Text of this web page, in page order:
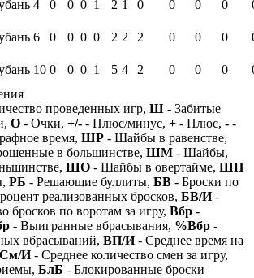
4 0 0 0 1 2 1 0 0 0 0
6 0 0 0 0 2 2 2 0 0 0
10 0 0 0 1 5 4 2 0 0 0
проведенных игр, Ш - Забитые
О - Очки, +/- - Плюс/минус, + - Плюс, - -
время, ШР - Шайбы в равенстве,
в большинстве, ШМ - Шайбы,
ШО - Шайбы в овертайме, ШП
РБ - Решающие буллиты, БВ - Броски по
реализованных бросков, БВ/И-
бросков по воротам за игру, Вбр -
- Выигранные вбрасывания, %Вбр -
вбрасываний, ВП/И- Среднее время на
См/И- Среднее количество смен за игру,
БлБ - Блокированные броски